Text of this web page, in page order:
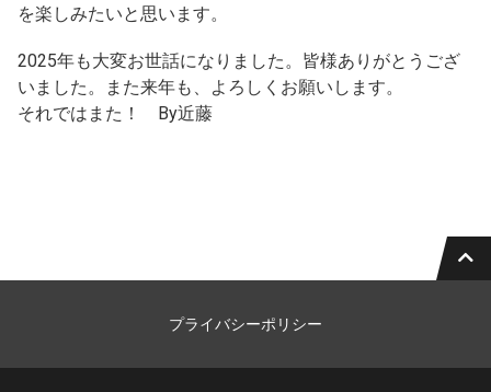
を楽しみたいと思います。
2025年も大変お世話になりました。皆様ありがとうござ
いました。また来年も、よろしくお願いします。
それではまた！ By近藤
プライバシーポリシー